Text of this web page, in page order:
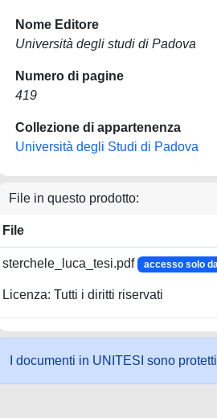
Nome Editore
Università degli studi di Padova
Numero di pagine
419
Collezione di appartenenza
Università degli Studi di Padova
File in questo prodotto:
File
sterchele_luca_tesi.pdf accesso solo
Licenza: Tutti i diritti riservati
I documenti in UNITESI sono